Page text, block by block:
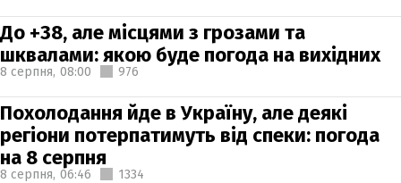
До +38, але місцями з грозами та
шквалами: якою буде погода на вихідних
8 серпня, 08:00 976
Похолодання йде в Україну, але деякі
регіони потерпатимуть від спеки: погода
на 8 серпня
8 серпня, 06:46 1334